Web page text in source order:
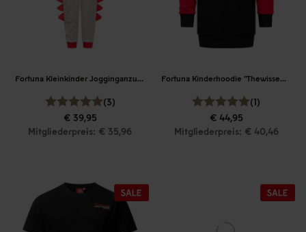
Fortuna Kleinkinder Jogginganzug "Unterrath"
(3)
€ 39,95
Mitgliederpreis: € 35,96
Fortuna Kinderhoodie "Thewissenweg"
(1)
€ 44,95
Mitgliederpreis: € 40,46